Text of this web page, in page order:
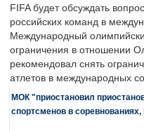
FIFA будет обсуждать
российских команд в
Международный
ограничения в отношении
рекомендовал снять
атлетов в международных
МОК "приостановил
спортсменов в